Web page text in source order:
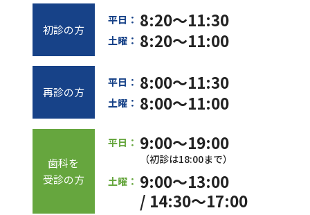
初診の方
平日： 8:20～11:30
土曜： 8:20～11:00
再診の方
平日： 8:00～11:30
土曜： 8:00～11:00
歯科を
受診の方
平日： 9:00～19:00
（初診は18:00まで）
土曜： 9:00～13:00
/ 14:30～17:00